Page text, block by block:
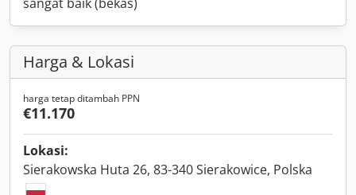
Harga & Lokasi
harga tetap ditambah PPN
€11.170
Lokasi:
Sierakowska Huta 26, 83-340 Sierakowice, Polska